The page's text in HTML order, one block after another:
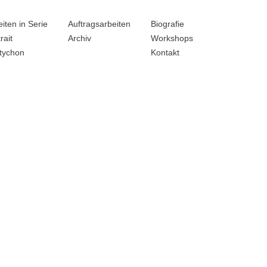
in Serie
Auftragsarbeiten
Archiv
Biografie
Workshops
Kontakt